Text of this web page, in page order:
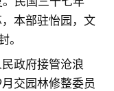
本部驻怡园，文
。
政府接管沧浪
交园林修整委员